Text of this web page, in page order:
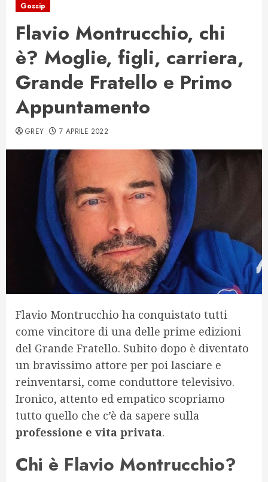
Gossip
Flavio Montrucchio, chi
è? Moglie, figli, carriera,
Grande Fratello e Primo
Appuntamento
GREY 7 APRILE 2022
Flavio Montrucchio ha conquistato tutti
come vincitore di una delle prime edizioni
del Grande Fratello. Subito dopo è diventato
un bravissimo attore per poi lasciare e
reinventarsi, come conduttore televisivo.
Ironico, attento ed empatico scopriamo
tutto quello che c’è da sapere sulla
professione e vita privata.
Chi è Flavio Montrucchio?